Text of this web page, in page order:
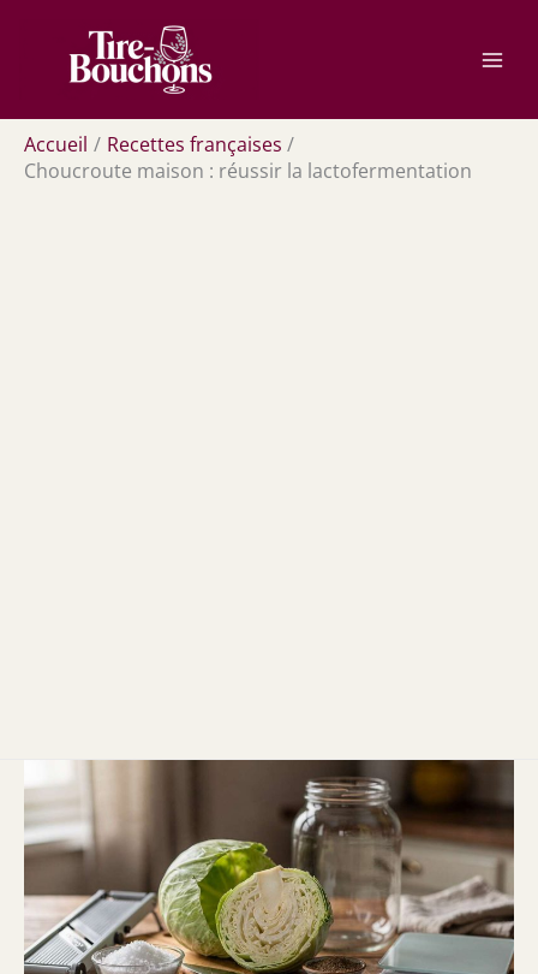
contenu
Accueil
Recettes françaises
Choucroute maison : réussir la lactofermentation